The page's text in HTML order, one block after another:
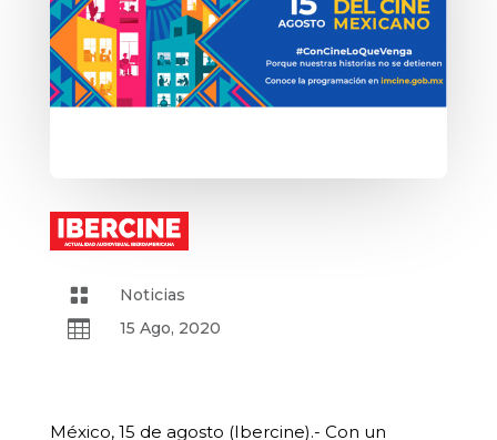
 Noticias
 15 Ago, 2020
México, 15 de agosto (Ibercine).- Con un